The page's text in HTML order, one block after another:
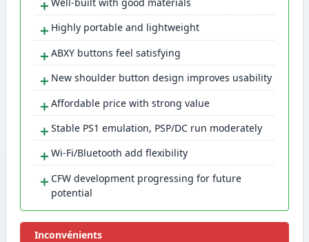
＋
＋ Highly portable and lightweight
＋ ABXY buttons feel satisfying
＋ New shoulder button design improves usability
＋ Affordable price with strong value
＋ Stable PS1 emulation, PSP/DC run moderately
＋ Wi-Fi/Bluetooth add flexibility
＋ CFW development progressing for future
potential
Inconvénients